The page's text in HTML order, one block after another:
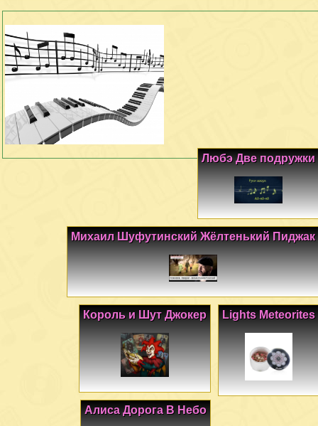
Любэ Две подружки
Михаил Шуфутинский Жёлтенький Пиджак
Lights Meteorites
Король и Шут Джокер
Алиса Дорога В Небо